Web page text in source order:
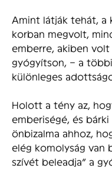
Amint látják tehát, a
korban megvolt,
emberre, akiben
gyógyítson, – a
különleges
Holott a tény az,
emberiségé, és
önbizalma ahhoz,
elég komolyság van
szívét beleadja” a